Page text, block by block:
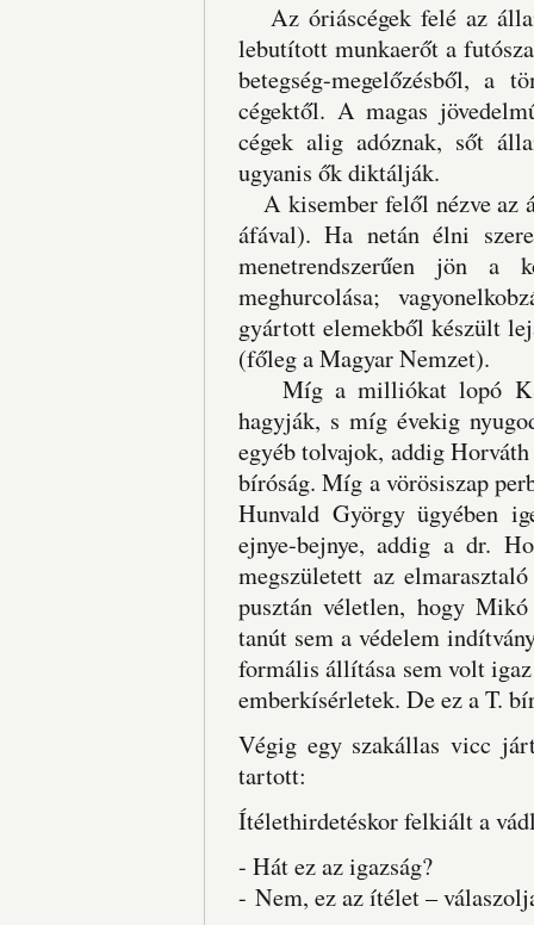
Az óriáscégek felé az
lebutított munkaerőt a
betegség-megelőzésből, a
cégektől. A magas
cégek alig adóznak, sőt
ugyanis ők diktálják.
A kisember felől nézve az
áfával). Ha netán élni
menetrendszerűen jön a
meghurcolása;
gyártott elemekből készült
(főleg a Magyar Nemzet).
Míg a milliókat lopó
hagyják, s míg évekig
egyéb tolvajok, addig
bíróság. Míg a vörösiszap
Hunvald György ügyében
ejnye-bejnye, addig a dr.
megszületett az
pusztán véletlen, hogy
tanút sem a védelem
formális állítása sem volt
emberkísérletek. De ez a T.
Végig egy szakállas vicc
tartott:
Ítélethirdetéskor felkiált a
- Hát ez az igazság?
- Nem, ez az ítélet –